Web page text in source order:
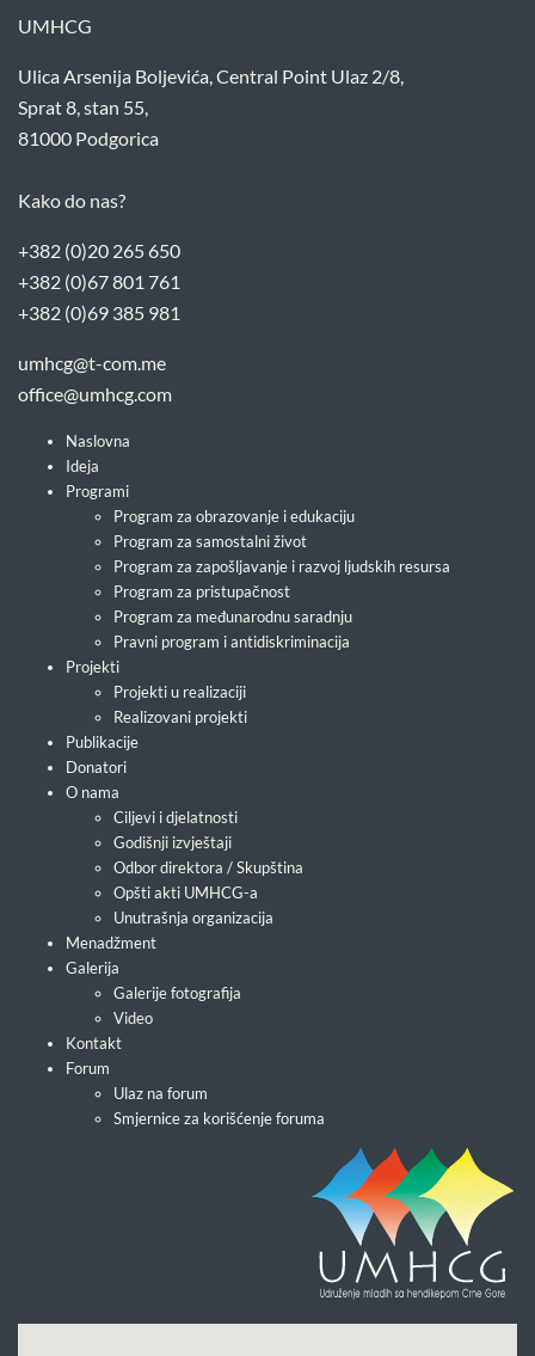
UMHCG
Ulica Arsenija Boljevića, Central Point Ulaz 2/8,
Sprat 8, stan 55,
81000 Podgorica
Kako do nas?
+382 (0)20 265 650
+382 (0)67 801 761
+382 (0)69 385 981
umhcg@t-com.me
office@umhcg.com
Naslovna
Ideja
Programi
Program za obrazovanje i edukaciju
Program za samostalni život
Program za zapošljavanje i razvoj ljudskih resursa
Program za pristupačnost
Program za međunarodnu saradnju
Pravni program i antidiskriminacija
Projekti
Projekti u realizaciji
Realizovani projekti
Publikacije
Donatori
O nama
Ciljevi i djelatnosti
Godišnji izvještaji
Odbor direktora / Skupština
Opšti akti UMHCG-a
Unutrašnja organizacija
Menadžment
Galerija
Galerije fotografija
Video
Kontakt
Forum
Ulaz na forum
Smjernice za korišćenje foruma